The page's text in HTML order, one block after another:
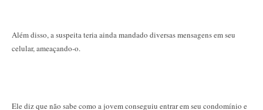
Além disso, a suspeita teria ainda mandado diversas mensagens em seu
celular, ameaçando-o.
Ele diz que não sabe como a jovem conseguiu entrar em seu condomínio e